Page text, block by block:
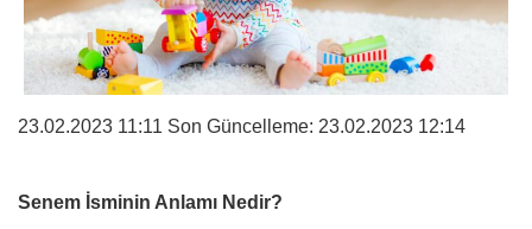
23.02.2023 11:11 Son Güncelleme: 23.02.2023 12:14
Senem İsminin Anlamı Nedir?